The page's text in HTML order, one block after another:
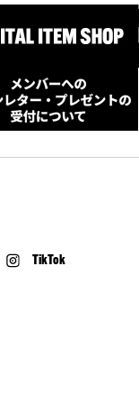
TikTok